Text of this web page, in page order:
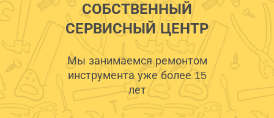
СОБСТВЕННЫЙ
СЕРВИСНЫЙ ЦЕНТР
Мы занимаемся ремонтом
инструмента уже более 15
лет